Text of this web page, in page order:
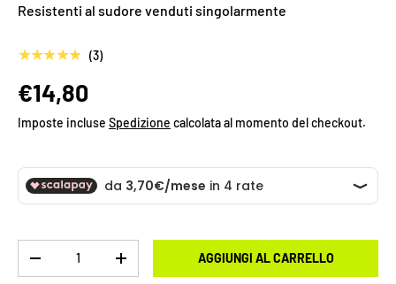
Resistenti al sudore venduti singolarmente
★★★★★ (3)
€14,80
Imposte incluse Spedizione calcolata al momento del checkout.
-
+ AGGIUNGI AL CARRELLO